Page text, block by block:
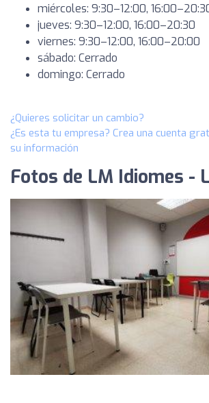
miércoles: 9:30–12:00,
jueves: 9:30–12:00, 16:00–20:30
viernes: 9:30–12:00, 16:00–20:00
sábado: Cerrado
domingo: Cerrado
¿Quieres solicitar un cambio?
¿Es esta tu empresa? Crea una cuenta
su información
Fotos de LM Idiomes -